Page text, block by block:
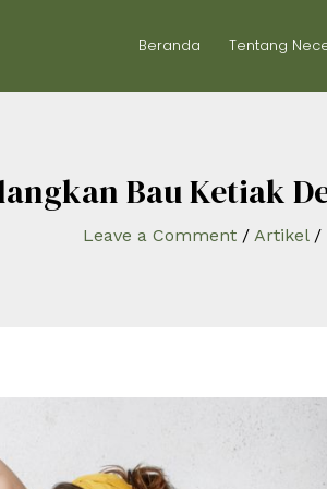
Beranda Tentang
Bau Ketiak
Leave a Comment / Artikel/